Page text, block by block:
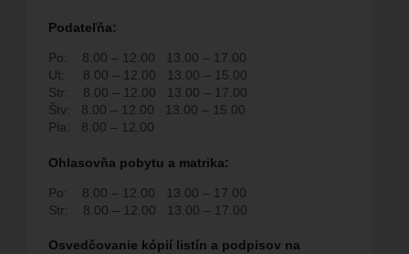
Podateľňa:
Po: 8.00 – 12.00
13.00 – 17.00
Ut:
8.00 – 12.00
13.00 – 15.00
Str:
8.00 – 12.00
13.00 – 17.00
Štv:
8.00 – 12.00
13.00 – 15.00
Pia:
8.00 – 12.00
Ohlasovňa pobytu a matrika:
Po: 8.00 – 12.00
13.00 – 17.00
Str:
8.00 – 12.00 13.00 – 17.00
Osvedčovanie kópií listín a podpisov na